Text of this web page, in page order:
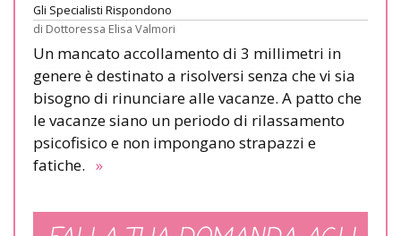
Gli Specialisti Rispondono
di Dottoressa Elisa Valmori
Un mancato accollamento di 3 millimetri in
genere è destinato a risolversi senza che vi sia
bisogno di rinunciare alle vacanze. A patto che
le vacanze siano un periodo di rilassamento
psicofisico e non impongano strapazzi e
fatiche. »